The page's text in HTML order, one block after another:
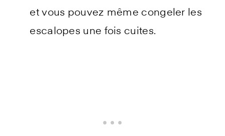
et vous pouvez même congeler les
escalopes une fois cuites.